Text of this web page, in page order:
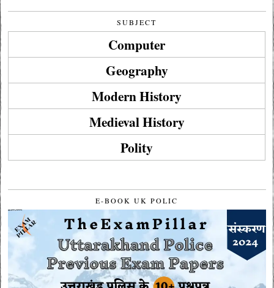
SUBJECT
Computer
Geography
Modern History
Medieval History
Polity
E-BOOK UK POLIC